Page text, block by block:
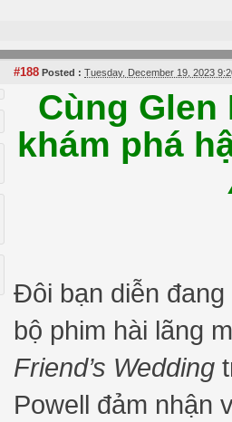
#188 Posted : Tuesday, December 19, 2023
Cùng Glen
khám phá
Đôi bạn diễn
bộ phim hài lãng
Friend’s Wedding
Powell đảm nhận